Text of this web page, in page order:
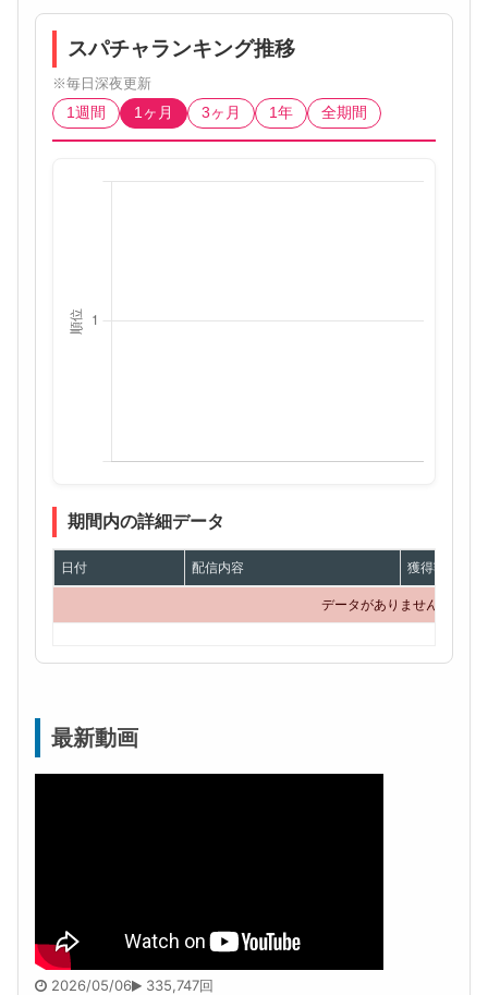
スパチャランキング推移
※毎日深夜更新
1週間
1ヶ月 3ヶ月 1年 全期間
期間内の詳細データ
日付 配信内容 獲得額
データがありません
最新動画
2026/05/06 335,747回